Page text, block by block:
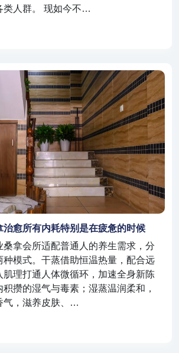
类人群。 现如今不…
治愈所有内耗特别是在疲惫的时候
桑拿会所适配普通人的养生需求，分
种模式。干蒸借助恒温热量，配合远
肌理打通人体微循环，加速全身新陈
攒的湿气与毒素；湿蒸温润柔和，
气，滋养皮肤、…